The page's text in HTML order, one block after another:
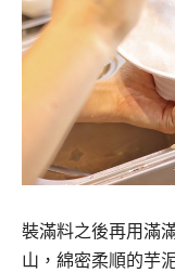
裝滿料之後再用滿
山，綿密柔順的芋